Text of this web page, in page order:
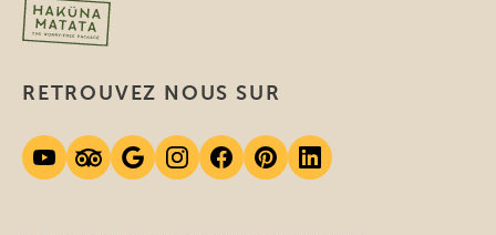
RETROUVEZ NOUS SUR